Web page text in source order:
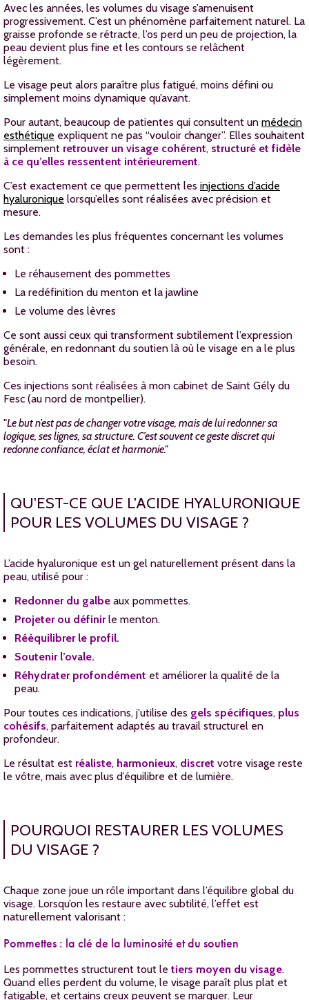
Avec les années, les volumes du visage s’amenuisent
progressivement. C’est un phénomène parfaitement naturel. La
graisse profonde se rétracte, l’os perd un peu de projection, la
peau devient plus fine et les contours se relâchent
légèrement.
Le visage peut alors paraître plus fatigué, moins défini ou
simplement moins dynamique qu’avant.
Pour autant, beaucoup de patientes qui consultent un médecin
esthétique expliquent ne pas “vouloir changer”. Elles souhaitent
simplement retrouver un visage cohérent, structuré et fidèle
à ce qu’elles ressentent intérieurement.
C’est exactement ce que permettent les injections d’acide
hyaluronique lorsqu’elles sont réalisées avec précision et
mesure.
Les demandes les plus fréquentes concernant les volumes
sont :
Le réhausement des pommettes
La redéfinition du menton et la jawline
Le volume des lèvres
Ce sont aussi ceux qui transforment subtilement l’expression
générale, en redonnant du soutien là où le visage en a le plus
besoin.
Ces injections sont réalisées à mon cabinet de Saint Gély du
Fesc (au nord de montpellier).
"Le but n’est pas de changer votre visage, mais de lui redonner sa
logique, ses lignes, sa structure. C’est souvent ce geste discret qui
redonne confiance, éclat et harmonie."
QU'EST-CE QUE L'ACIDE HYALURONIQUE
POUR LES VOLUMES DU VISAGE ?
L’acide hyaluronique est un gel naturellement présent dans la
peau, utilisé pour :
Redonner du galbe aux pommettes.
Projeter ou définirle menton.
Rééquilibrer le profil.
Soutenir l’ovale.
Réhydrater profondément et améliorer la qualité de la
peau.
Pour toutes ces indications, j'utilise des gels spécifiques, plus
cohésifs, parfaitement adaptés au travail structurel en
profondeur.
Le résultat est réaliste, harmonieux, discret votre visage reste
le vôtre, mais avec plus d’équilibre et de lumière.
POURQUOI RESTAURER LES VOLUMES
DU VISAGE ?
Chaque zone joue un rôle important dans l’équilibre global du
visage. Lorsqu’on les restaure avec subtilité, l’effet est
naturellement valorisant :
Pommettes : la clé de la luminosité et du soutien
Les pommettes structurent tout le tiers moyen du visage.
Quand elles perdent du volume, le visage paraît plus plat et
fatigable, et certains creux peuvent se marquer. Leur